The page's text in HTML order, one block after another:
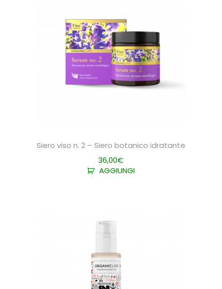
Siero viso n. 2 – Siero botanico idratante
36,00€
AGGIUNGI